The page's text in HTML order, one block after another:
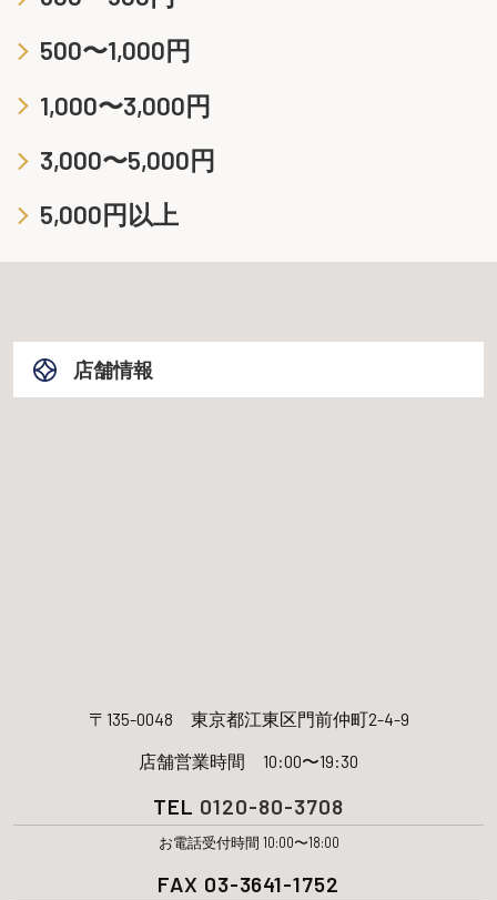
500〜1,000円
1,000〜3,000円
3,000〜5,000円
5,000円以上
店舗情報
〒135-0048 東京都江東区門前仲町2-4-9
店舗営業時間 10:00〜19:30
TEL 0120-80-3708
お電話受付時間 10:00〜18:00
FAX 03-3641-1752